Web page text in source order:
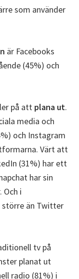
som använder
är Facebooks
(45%) och
på att plana ut.
media och
och Instagram
Värt att
(31%) har ett
har sin
Och i
större än Twitter
tv på
planat ut
radio (81%) i